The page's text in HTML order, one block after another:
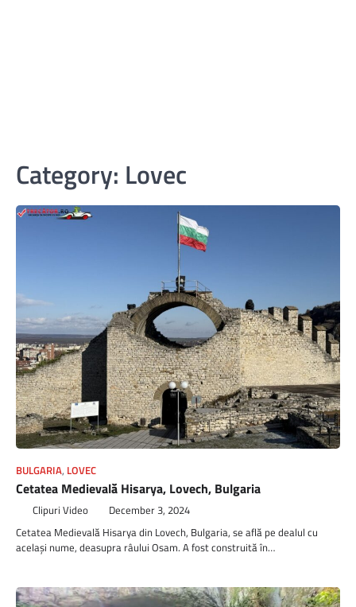
Category: Lovec
BULGARIA, LOVEC
Cetatea Medievală Hisarya, Lovech, Bulgaria
Clipuri Video December 3, 2024
Cetatea Medievală Hisarya din Lovech, Bulgaria, se află pe dealul cu
același nume, deasupra râului Osam. A fost construită în…